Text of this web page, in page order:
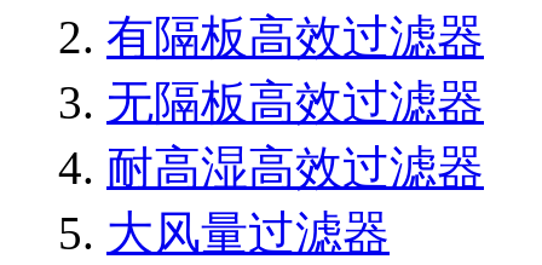
有隔板高效过滤器
无隔板高效过滤器
耐高湿高效过滤器
大风量过滤器